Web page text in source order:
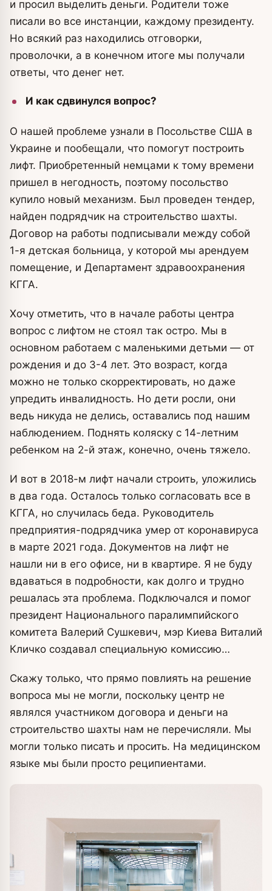
и просил выделить деньги. Родители тоже
писали во все инстанции, каждому президенту.
Но всякий раз находились отговорки,
проволочки, а в конечном итоге мы получали
ответы, что денег нет.
И как сдвинулся вопрос?
О нашей проблеме узнали в Посольстве США в
Украине и пообещали, что помогут построить
лифт. Приобретенный немцами к тому времени
пришел в негодность, поэтому посольство
купило новый механизм. Был проведен тендер,
найден подрядчик на строительство шахты.
Договор на работы подписывали между собой
1-я детская больница, у которой мы арендуем
помещение, и Департамент здравоохранения
КГГА.
Хочу отметить, что в начале работы центра
вопрос с лифтом не стоял так остро. Мы в
основном работаем с маленькими детьми — от
рождения и до 3-4 лет. Это возраст, когда
можно не только скорректировать, но даже
упредить инвалидность. Но дети росли, они
ведь никуда не делись, оставались под нашим
наблюдением. Поднять коляску с 14-летним
ребенком на 2-й этаж, конечно, очень тяжело.
И вот в 2018-м лифт начали строить, уложились
в два года. Осталось только согласовать все в
КГГА, но случилась беда. Руководитель
предприятия-подрядчика умер от коронавируса
в марте 2021 года. Документов на лифт не
нашли ни в его офисе, ни в квартире. Я не буду
вдаваться в подробности, как долго и трудно
решалась эта проблема. Подключался и помог
президент Национального паралимпийского
комитета Валерий Сушкевич, мэр Киева Виталий
Кличко создавал специальную комиссию…
Скажу только, что прямо повлиять на решение
вопроса мы не могли, поскольку центр не
являлся участником договора и деньги на
строительство шахты нам не перечисляли. Мы
могли только писать и просить. На медицинском
языке мы были просто реципиентами.